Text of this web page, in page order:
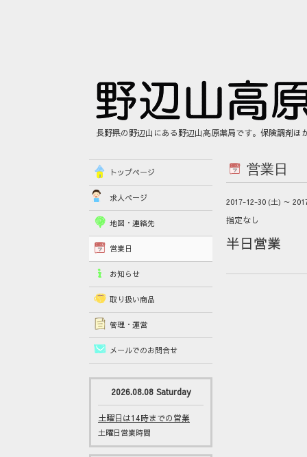
長野県の野辺山にある野辺山高原薬局です。保険調剤
営業日
2017-12-30 (土) ～
指定なし
半日営業
トップページ
求人ページ
地図・連絡先
営業日
お知らせ
取り扱い商品
管理・運営
メールでのお問合せ
2026.08.08 Saturday
土曜日は14時までの営業
土曜日営業時間